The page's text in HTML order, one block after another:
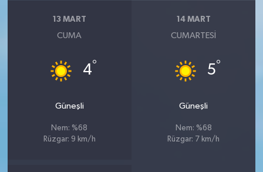
13 MART
CUMA
4°
Güneşli
Nem: %68
Rüzgar: 9 km/h
14 MART
CUMARTESI
5°
Güneşli
Nem: %68
Rüzgar: 7 km/h